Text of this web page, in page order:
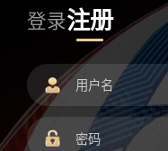
登录注册